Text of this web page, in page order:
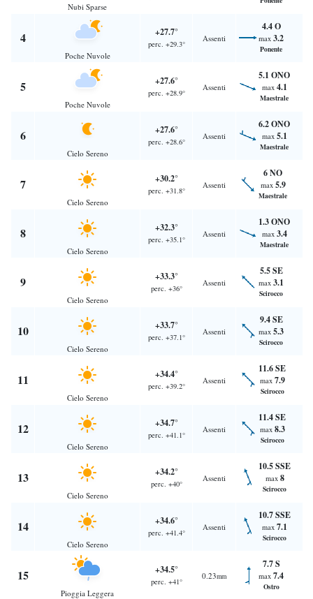
Nubi Sparse
4
Poche Nuvole
+27.7°
perc. +29.3°
Assenti
4.4 O
max 3.2
Ponente
5
Poche Nuvole
+27.6°
perc. +28.9°
Assenti
5.1 ONO
max 4.1
Maestrale
6
Cielo Sereno
+27.6°
perc. +28.6°
Assenti
6.2 ONO
max 5.1
Maestrale
7
Cielo Sereno
+30.2°
perc. +31.8°
Assenti
6 NO
max 5.9
Maestrale
8
Cielo Sereno
+32.3°
perc. +35.1°
Assenti
1.3 ONO
max 3.4
Maestrale
9
Cielo Sereno
+33.3°
perc. +36°
Assenti
5.5 SE
max 3.1
Scirocco
10
Cielo Sereno
+33.7°
perc. +37.1°
Assenti
9.4 SE
max 5.3
Scirocco
11
Cielo Sereno
+34.4°
perc. +39.2°
Assenti
11.6 SE
max 7.9
Scirocco
12
Cielo Sereno
+34.7°
perc. +41.1°
Assenti
11.4 SE
max 8.3
Scirocco
13
Cielo Sereno
+34.2°
perc. +40°
Assenti
10.5 SSE
max 8
Scirocco
14
Cielo Sereno
+34.6°
perc. +41.4°
Assenti
10.7 SSE
max 7.1
Scirocco
15
Pioggia Leggera
+34.5°
perc. +41°
0.23mm
7.7 S
max 7.4
Ostro